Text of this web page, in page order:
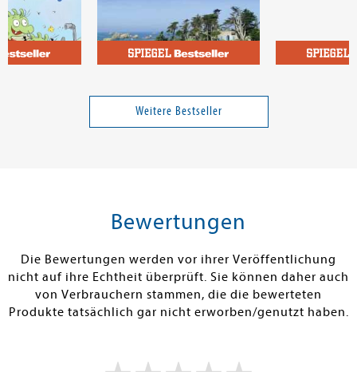
Bretonischer Glanz
Warenkorb
Weitere Bestseller
Bewertungen
Die Bewertungen werden vor ihrer Veröffentlichung
nicht auf ihre Echtheit überprüft. Sie können daher auch
von Verbrauchern stammen, die die bewerteten
Produkte tatsächlich gar nicht erworben/genutzt haben.